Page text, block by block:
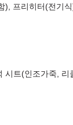
), 프리히터(전기
시트(인조가죽, 리